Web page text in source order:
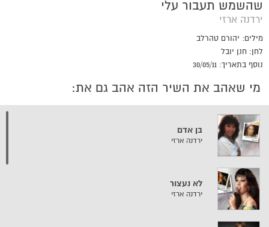
שהשמש תעבור עלי
ירדנה ארזי
מילים: יהורם טהרלב
לחן: חנן יובל
נוסף בתאריך: 30/05/11
מי שאהב את השיר הזה אהב גם את:
בן אדם
ירדנה ארזי
לא נעצור
ירדנה ארזי